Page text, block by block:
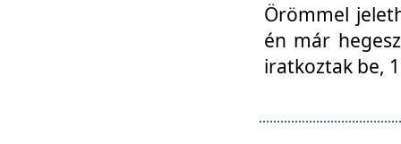
Örömmel
én már
iratkoztak be,